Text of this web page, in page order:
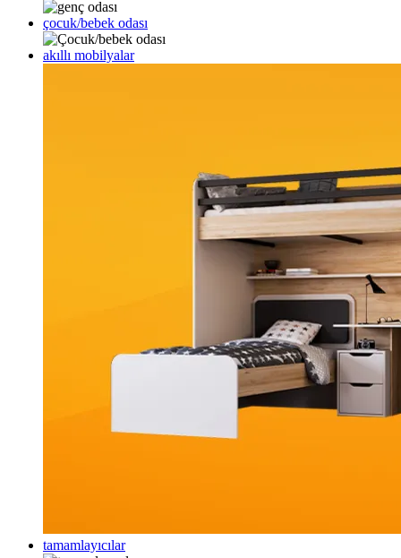
çocuk/bebek odası
akıllı mobilyalar
tamamlayıcılar